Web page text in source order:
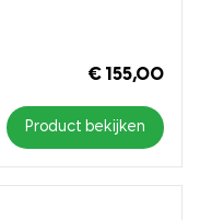
€ 155,00
Product bekijken